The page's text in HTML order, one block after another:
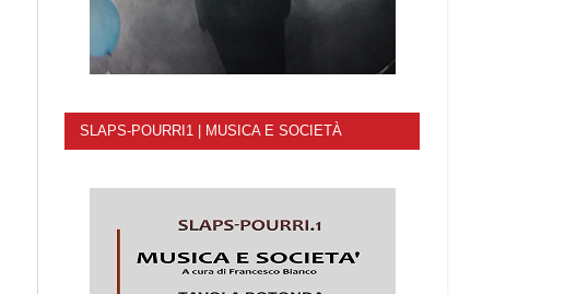
SLAPS-POURRI1 | MUSICA E SOCIETÀ